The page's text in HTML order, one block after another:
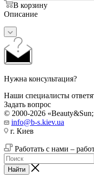
В корзину
Описание
Нужна консультация?
Наши специалисты
Задать вопрос
© 2000-2026
info@b-s.kiev.ua
г. Киев
Работать с нами –
Найти